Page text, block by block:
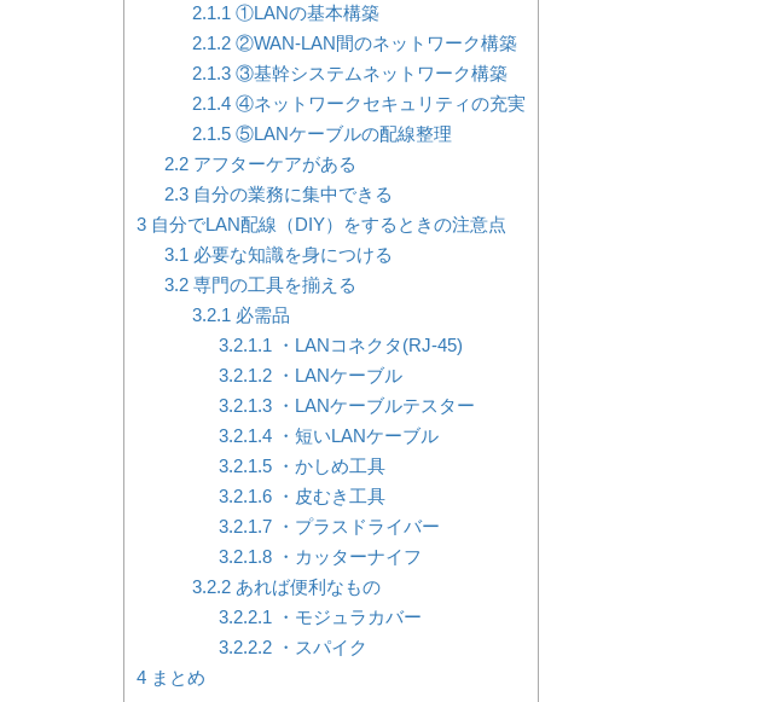
2.1.1 ①LANの基本構築
2.1.2②WAN-LAN間のネットワーク構築
2.1.3③基幹システムネットワーク構築
2.1.4④ネットワークセキュリティの充実
2.1.5⑤LANケーブルの配線整理
2.2アフターケアがある
2.3自分の業務に集中できる
3 自分でLAN配線（DIY）をするときの注意点
3.1 必要な知識を身につける
3.2専門の工具を揃える
3.2.1 必需品
3.2.1.1 ・LANコネクタ(RJ-45)
3.2.1.2 ・LANケーブル
3.2.1.3 ・LANケーブルテスター
3.2.1.4 ・短いLANケーブル
3.2.1.5 ・かしめ工具
3.2.1.6 ・皮むき工具
3.2.1.7 ・プラスドライバー
3.2.1.8 ・カッターナイフ
3.2.2あれば便利なもの
3.2.2.1 ・モジュラカバー
3.2.2.2 ・スパイク
4 まとめ